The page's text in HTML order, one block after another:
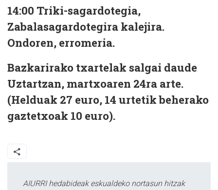
14:00 Triki-sagardotegia,
Zabalasagardotegira kalejira.
Ondoren, erromeria.
Bazkarirako txartelak salgai daude
Uztartzan, martxoaren 24ra arte.
(Helduak 27 euro, 14 urtetik beherako
gaztetxoak 10 euro).
AIURRI hedabideak eskualdeko nortasun hitzak